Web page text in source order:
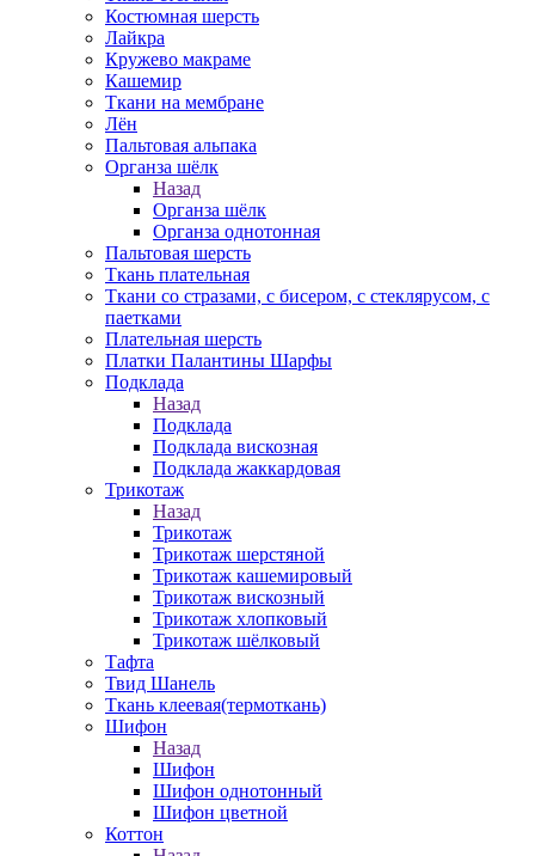
Костюмная шерсть
Лайкра
Кружево макраме
Кашемир
Ткани на мембране
Лён
Пальтовая альпака
Органза шёлк
Назад
Органза шёлк
Органза однотонная
Пальтовая шерсть
Ткань плательная
Ткани со стразами, с бисером, с стеклярусом, с
паетками
Плательная шерсть
Платки Палантины Шарфы
Подклада
Назад
Подклада
Подклада вискозная
Подклада жаккардовая
Трикотаж
Назад
Трикотаж
Трикотаж шерстяной
Трикотаж кашемировый
Трикотаж вискозный
Трикотаж хлопковый
Трикотаж шёлковый
Тафта
Твид Шанель
Ткань клеевая(термоткань)
Шифон
Назад
Шифон
Шифон однотонный
Шифон цветной
Коттон